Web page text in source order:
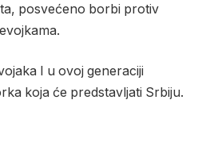
posvećeno borbi protiv
I u ovoj generaciji
koja će predstavljati Srbiju.